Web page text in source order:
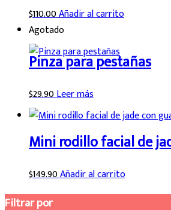
$110.00Añadir al carrito
Agotado
Pinza para pestañas
$29.90Leer más
Mini rodillo facial de
$149.90Añadir al carrito
Filtrar por